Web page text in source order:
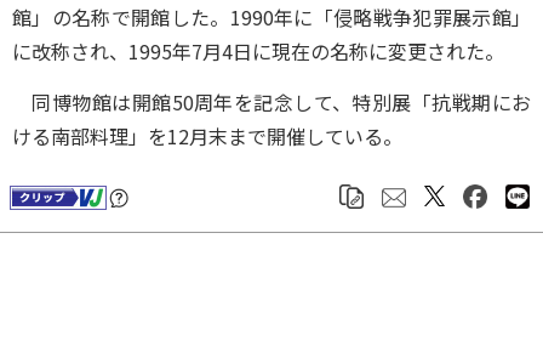
館」の名称で開館した。1990年に「侵略戦争犯罪展示館」
に改称され、1995年7月4日に現在の名称に変更された。
同博物館は開館50周年を記念して、特別展「抗戦期にお
ける南部料理」を12月末まで開催している。